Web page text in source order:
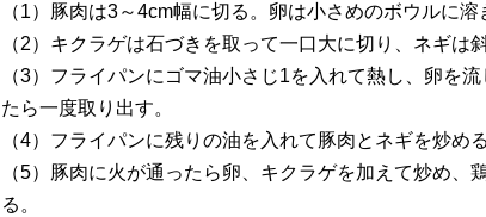
（1）豚肉は3～4cm幅に切る。卵は小さめのボウルに溶
（2）キクラゲは石づきを取って一口大に切り、ネギは
（3）フライパンにゴマ油小さじ1を入れて熱し、卵を
たら一度取り出す。
（4）フライパンに残りの油を入れて豚肉とネギを炒める
（5）豚肉に火が通ったら卵、キクラゲを加えて炒め
る。